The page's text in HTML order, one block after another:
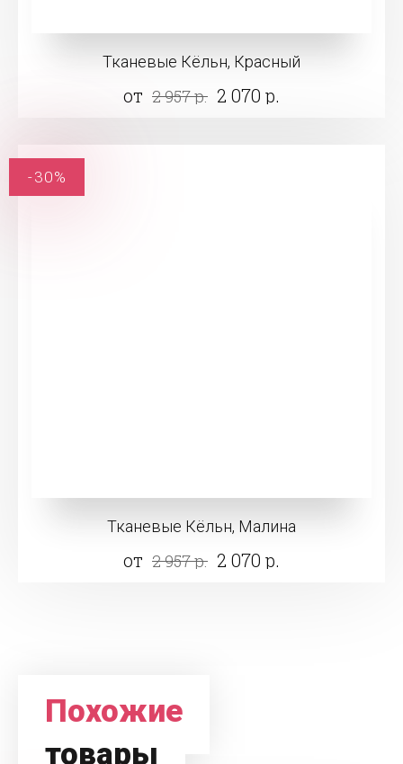
Тканевые Кёльн, Красный
от 2 957 р. 2 070 р.
Тканевые Кёльн, Малина
от 2 957 р. 2 070 р.
-30%
Похожие
товары